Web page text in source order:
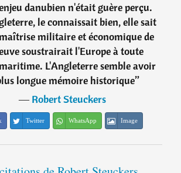
danubien n'était guère perçu.
le connaissait bien, elle sait
militaire et économique de
soustrairait l'Europe à toute
L'Angleterre semble avoir
longue mémoire historique”
―Robert Steuckers
Twitter WhatsApp Image